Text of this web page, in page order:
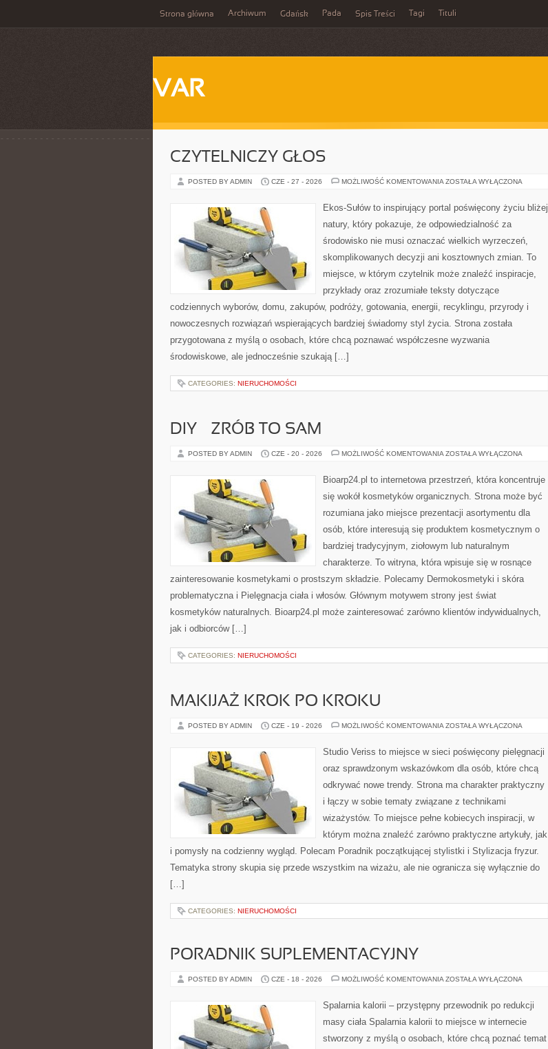
Strona główna Archiwum Gdańsk Pada Spis Treści Tagi Tituli
VAR
CZYTELNICZY GŁOS
POSTED BY ADMIN CZE - 27 - 2026 MOŻLIWOŚĆ KOMENTOWANIA CZYTELNICZY
ZOSTAŁA WYŁĄCZONA
Ekos-Sułów to inspirujący portal poświęcony życiu bliżej
natury, który pokazuje, że odpowiedzialność za
środowisko nie musi oznaczać wielkich wyrzeczeń,
skomplikowanych decyzji ani kosztownych zmian. To
miejsce, w którym czytelnik może znaleźć inspiracje,
przykłady oraz zrozumiałe teksty dotyczące
codziennych wyborów, domu, zakupów, podróży, gotowania, energii, recyklingu, przyrody i
nowoczesnych rozwiązań wspierających bardziej świadomy styl życia. Strona została
przygotowana z myślą o osobach, które chcą poznawać współczesne wyzwania
środowiskowe, ale jednocześnie szukają […]
CATEGORIES: NIERUCHOMOŚCI
DIY – ZRÓB TO SAM
POSTED BY ADMIN CZE - 20 - 2026 MOŻLIWOŚĆ KOMENTOWANIA DIY
TO
SAM
ZOSTAŁA WYŁĄCZONA
Bioarp24.pl to internetowa przestrzeń, która koncentruje
się wokół kosmetyków organicznych. Strona może być
rozumiana jako miejsce prezentacji asortymentu dla
osób, które interesują się produktem kosmetycznym o
bardziej tradycyjnym, ziołowym lub naturalnym
charakterze. To witryna, która wpisuje się w rosnące
zainteresowanie kosmetykami o prostszym składzie. Polecamy Dermokosmetyki i skóra
problematyczna i Pielęgnacja ciała i włosów. Głównym motywem strony jest świat
kosmetyków naturalnych. Bioarp24.pl może zainteresować zarówno klientów indywidualnych,
jak i odbiorców […]
CATEGORIES: NIERUCHOMOŚCI
MAKIJAŻ KROK PO KROKU
POSTED BY ADMIN CZE - 19 - 2026 MOŻLIWOŚĆ KOMENTOWANIA MAKIJAŻ
KROKU
ZOSTAŁA WYŁĄCZONA
Studio Veriss to miejsce w sieci poświęcony pielęgnacji
oraz sprawdzonym wskazówkom dla osób, które chcą
odkrywać nowe trendy. Strona ma charakter praktyczny
i łączy w sobie tematy związane z technikami
wizażystów. To miejsce pełne kobiecych inspiracji, w
którym można znaleźć zarówno praktyczne artykuły, jak
i pomysły na codzienny wygląd. Polecam Poradnik początkującej stylistki i Stylizacja fryzur.
Tematyka strony skupia się przede wszystkim na wizażu, ale nie ogranicza się wyłącznie do
[…]
CATEGORIES: NIERUCHOMOŚCI
PORADNIK SUPLEMENTACYJNY
POSTED BY ADMIN CZE - 18 - 2026 MOŻLIWOŚĆ KOMENTOWANIA PORADNIK
ZOSTAŁA WYŁĄCZONA
Spalarnia kalorii – przystępny przewodnik po redukcji
masy ciała Spalarnia kalorii to miejsce w internecie
stworzony z myślą o osobach, które chcą poznać temat